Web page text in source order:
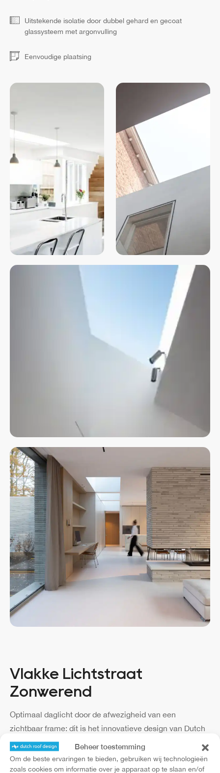
Beheer toestemming
Om de beste ervaringen te bieden, gebruiken wij technologieën
zoals cookies om informatie over je apparaat op te slaan en/of
Uitstekende isolatie door dubbel gehard en gecoat
glassysteem met argonvulling
Eenvoudige plaatsing
Vlakke Lichtstraat
Zonwerend
Optimaal daglicht door de afwezigheid van een
zichtbaar frame: dit is het innovatieve design van Dutch
Roof Design.
Het glas van dezelichtstraat voor het vlakke dakligt